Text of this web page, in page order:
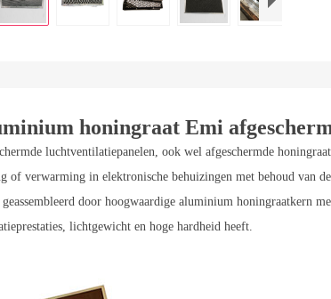
honingraat Emi
luchtventilatiepanelen, ook wel afgeschermde
of verwarming in elektronische behuizingen met behoud van
door hoogwaardige aluminium honingraatkern
lichtgewicht en hoge hardheid heeft.